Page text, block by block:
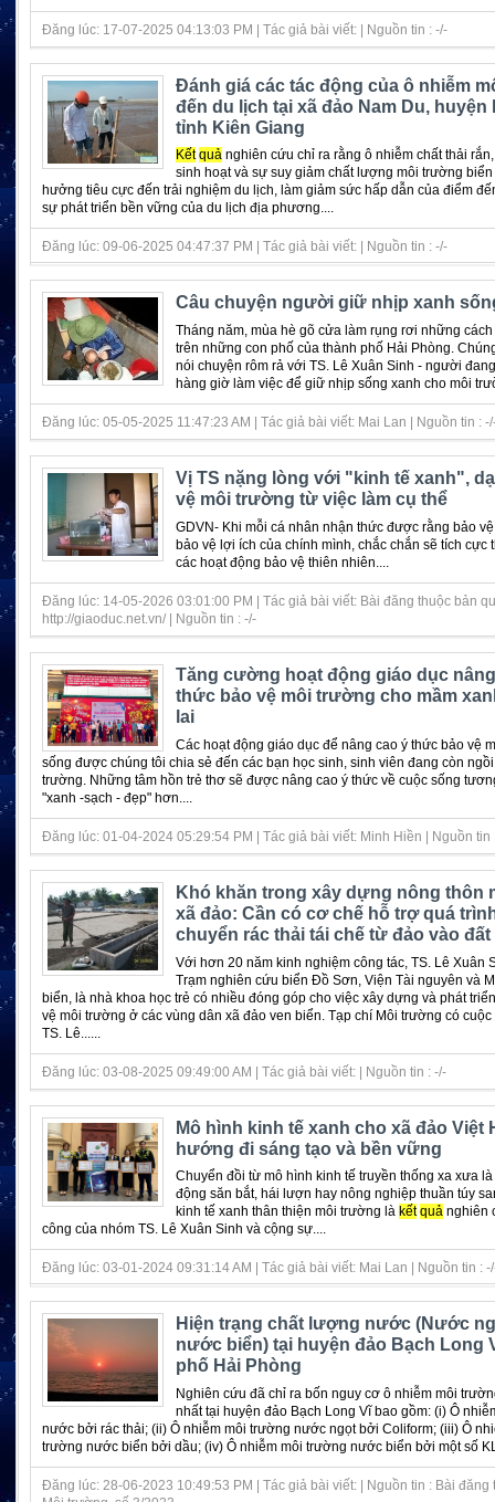
Đăng lúc: 17-07-2025 04:13:03 PM | Tác giả bài viết: | Nguồn tin : -/-
Đánh giá các tác động của ô nhiễm
đến du lịch tại xã đảo Nam Du, huyện
tỉnh Kiên Giang
Kết quảnghiên cứu chỉ ra rằng ô nhiễm chất thải
sinh hoạt và sự suy giảm chất lượng môi trường
hưởng tiêu cực đến trải nghiệm du lịch, làm giảm sức hấp dẫn của điểm
sự phát triển bền vững của du lịch địa phương....
Đăng lúc: 09-06-2025 04:47:37 PM | Tác giả bài viết: | Nguồn tin : -/-
Câu chuyện người giữ nhịp xanh
Tháng năm, mùa hè gõ cửa làm rụng rơi những
trên những con phố của thành phố Hải Phòng.
nói chuyện rôm rả với TS. Lê Xuân Sinh - người
hàng giờ làm việc để giữ nhịp sống xanh cho môi
Đăng lúc: 05-05-2025 11:47:23 AM | Tác giả bài viết: Mai Lan | Nguồn tin :
Vị TS nặng lòng với "kinh tế xanh",
vệ môi trường từ việc làm cụ thể
GDVN- Khi mỗi cá nhân nhận thức được rằng bảo
bảo vệ lợi ích của chính mình, chắc chắn sẽ tích cực
các hoạt động bảo vệ thiên nhiên....
Đăng lúc: 14-05-2026 03:01:00 PM | Tác giả bài viết: Bài đăng thuộc bản
http://giaoduc.net.vn/ | Nguồn tin : -/-
Tăng cường hoạt động giáo dục
thức bảo vệ môi trường cho mầm
lai
Các hoạt động giáo dục để nâng cao ý thức bảo vệ
sống được chúng tôi chia sẻ đến các bạn học sinh, sinh viên đang còn
trường. Những tâm hồn trẻ thơ sẽ được nâng cao ý thức về cuộc sống
"xanh -sạch - đẹp" hơn....
Đăng lúc: 01-04-2024 05:29:54 PM | Tác giả bài viết: Minh Hiền | Nguồn tin
Khó khăn trong xây dựng nông thôn
xã đảo: Cần có cơ chế hỗ trợ quá
chuyển rác thải tái chế từ đảo vào đất
Với hơn 20 năm kinh nghiệm công tác, TS. Lê Xuân
Trạm nghiên cứu biển Đồ Sơn, Viện Tài nguyên và
biển, là nhà khoa học trẻ có nhiều đóng góp cho việc xây dựng và phát
vệ môi trường ở các vùng dân xã đảo ven biển. Tạp chí Môi trường có
TS. Lê......
Đăng lúc: 03-08-2025 09:49:00 AM | Tác giả bài viết: | Nguồn tin : -/-
Mô hình kinh tế xanh cho xã đảo Việt
hướng đi sáng tạo và bền vững
Chuyển đồi từ mô hình kinh tế truyền thống xa xưa
động săn bắt, hái lượn hay nông nghiệp thuần túy
kinh tế xanh thân thiện môi trường là kết quảnghiên
công của nhóm TS. Lê Xuân Sinh và cộng sự....
Đăng lúc: 03-01-2024 09:31:14 AM | Tác giả bài viết: Mai Lan | Nguồn tin :
Hiện trạng chất lượng nước (Nước
nước biển) tại huyện đảo Bạch Long
phố Hải Phòng
Nghiên cứu đã chỉ ra bốn nguy cơ ô nhiễm môi
nhất tại huyện đảo Bạch Long Vĩ bao gồm: (i) Ô
nước bởi rác thải; (ii) Ô nhiễm môi trường nước ngọt bởi Coliform; (iii) Ô
trường nước biển bởi dầu; (iv) Ô nhiễm môi trường nước biển bởi một số
Đăng lúc: 28-06-2023 10:49:53 PM | Tác giả bài viết: | Nguồn tin : Bài đăng